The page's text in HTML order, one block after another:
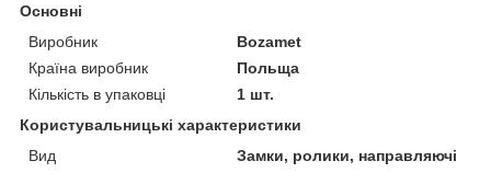
Основні
Виробник
Bozamet
Країна виробник
Польща
Кількість в упаковці
1 шт.
Користувальницькі характеристики
Вид
Замки, ролики, направляючі